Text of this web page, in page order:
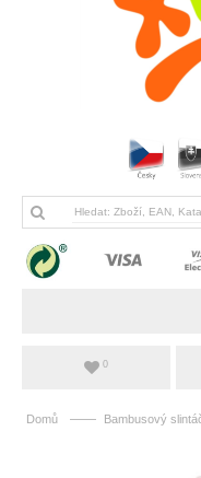
0
Domů —— Bambusový